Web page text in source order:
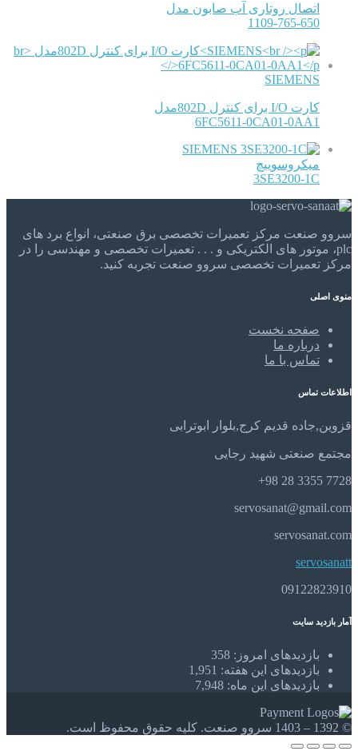
اتصال روتاری آب صابون مدل
1109-765-650
SIEMENS
کارت I/O برای کنترل 802Dمدل
6FC5611-0CA01-0AA1
SIEMENS
میکروسوییچ
3SE3200-1C
سروو صنعت مرکز تعمیرات تخصصی برق صنعتی، انواع برد های
plc، موتور های الکتریکی و . . . تعمیرات تخصصی و مهندسی را در
مرکز تعمیرات تخصصی سروو صنعت تجربه کنید.
منوی اصلی
صفحه نخست
درباره ما
تماس با ما
اطلاعات تماس
قزوین,جاده قدیم کرج,بلوار ابوترابی
مجتمع صنعتی شهید رجایی
7728 3355 28 98+
servosanat@gmail.com
servosanat.com
servosanatt
09122823910
آمار بازدید سایت
بازدیدهای امروز: 358
بازدیدهای این هفته: 1,951
بازدیدهای این ماه: 7,948
© 1392 – 1403 سروو صنعت. کلیه حقوق محفوظ است.